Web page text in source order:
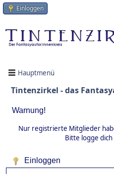
Einloggen
Hauptmenü
Tintenzirkel - das
Warnung!
Nur registrierte Mitglieder
Bitte logge
Einloggen